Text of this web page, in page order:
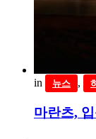
in 뉴스 ,
마란츠,